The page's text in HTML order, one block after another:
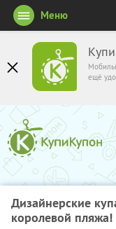
ещё
Меню
Дизайнерские
королевой